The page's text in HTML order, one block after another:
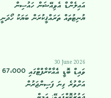
އައިލެންޑް އެވިއޭޝަން ހައުސިން
ޔުނިޓުތައް ތަރައްޤީކުރަން ބަޔަކު ހޯދަނީ
30 June 2026
ވައިޑް ބޮޑީ އެެއާކްރާފްޓްގައި 67،000
އަށްވުރެ ގިނަ ފަސިންޖަރުން